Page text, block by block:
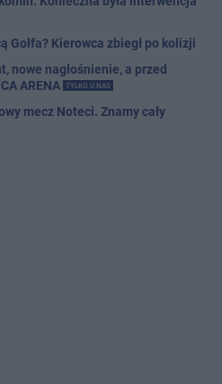
Golfa? Kierowca zbiegł po kolizji
nowe nagłośnienie, a przed
ARENA
TYLKO U NAS
mecz Noteci. Znamy cały